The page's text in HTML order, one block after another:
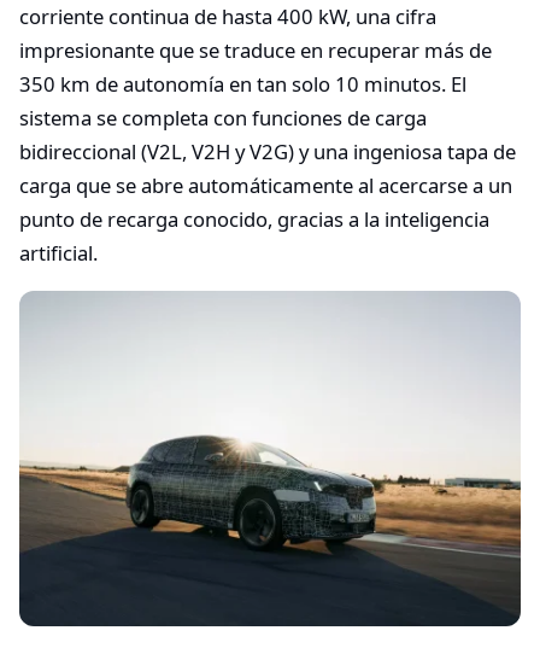
corriente continua de hasta 400 kW, una cifra
impresionante que se traduce en recuperar más de
350 km de autonomía en tan solo 10 minutos. El
sistema se completa con funciones de carga
bidireccional (V2L, V2H y V2G) y una ingeniosa tapa de
carga que se abre automáticamente al acercarse a un
punto de recarga conocido, gracias a la inteligencia
artificial.